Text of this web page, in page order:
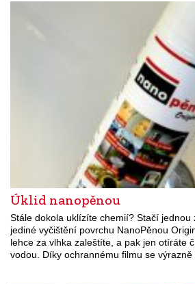
Úklid nanopěnou
Stále dokola uklízíte chemií? Stačí jednou
jediné vyčištění povrchu NanoPěnou
lehce za vlhka zaleštíte, a pak jen otíráte
vodou. Díky ochrannému filmu se výrazně